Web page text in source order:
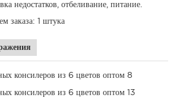
недостатков, отбеливание, питание.
заказа: 1 штука